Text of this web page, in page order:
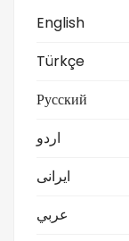
English
Türkçe
Русский
اردو
ایرانی
عربي